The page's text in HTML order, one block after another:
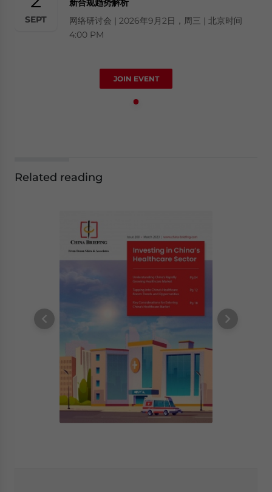
SEPT
新合规趋势解析
网络研讨会 | 2026年9月2日，周三 | 北京时间
4:00 PM
JOIN EVENT
Related reading